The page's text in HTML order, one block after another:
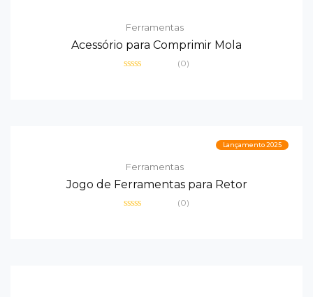
Ferramentas
Acessório para Comprimir Mola
(0)
Lançamento 2025
Ferramentas
Jogo de Ferramentas para Retor
(0)